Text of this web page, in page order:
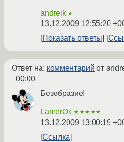
andreik ★
13.12.2009 12:55:20
Показать ответы
Ответ на: комментарий от
+00:00
Безобразие!
LamerOk ★★★★★
13.12.2009 13:00:19
Ссылка